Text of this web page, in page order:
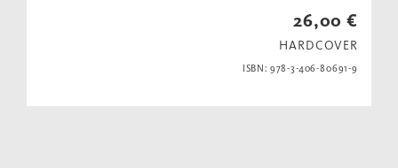
26,00 €
HARDCOVER
ISBN: 978-3-406-80691-9